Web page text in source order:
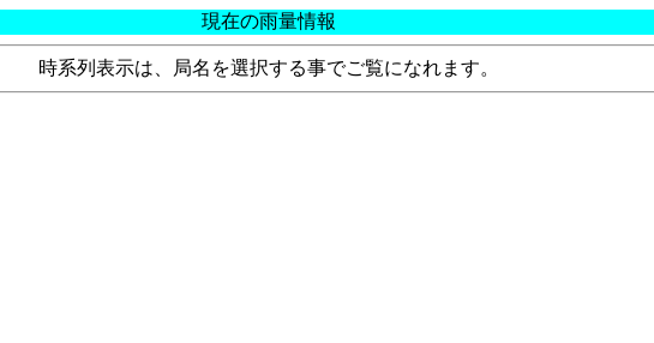
現在の雨量情報
時系列表示は、局名を選択する事でご覧になれます。